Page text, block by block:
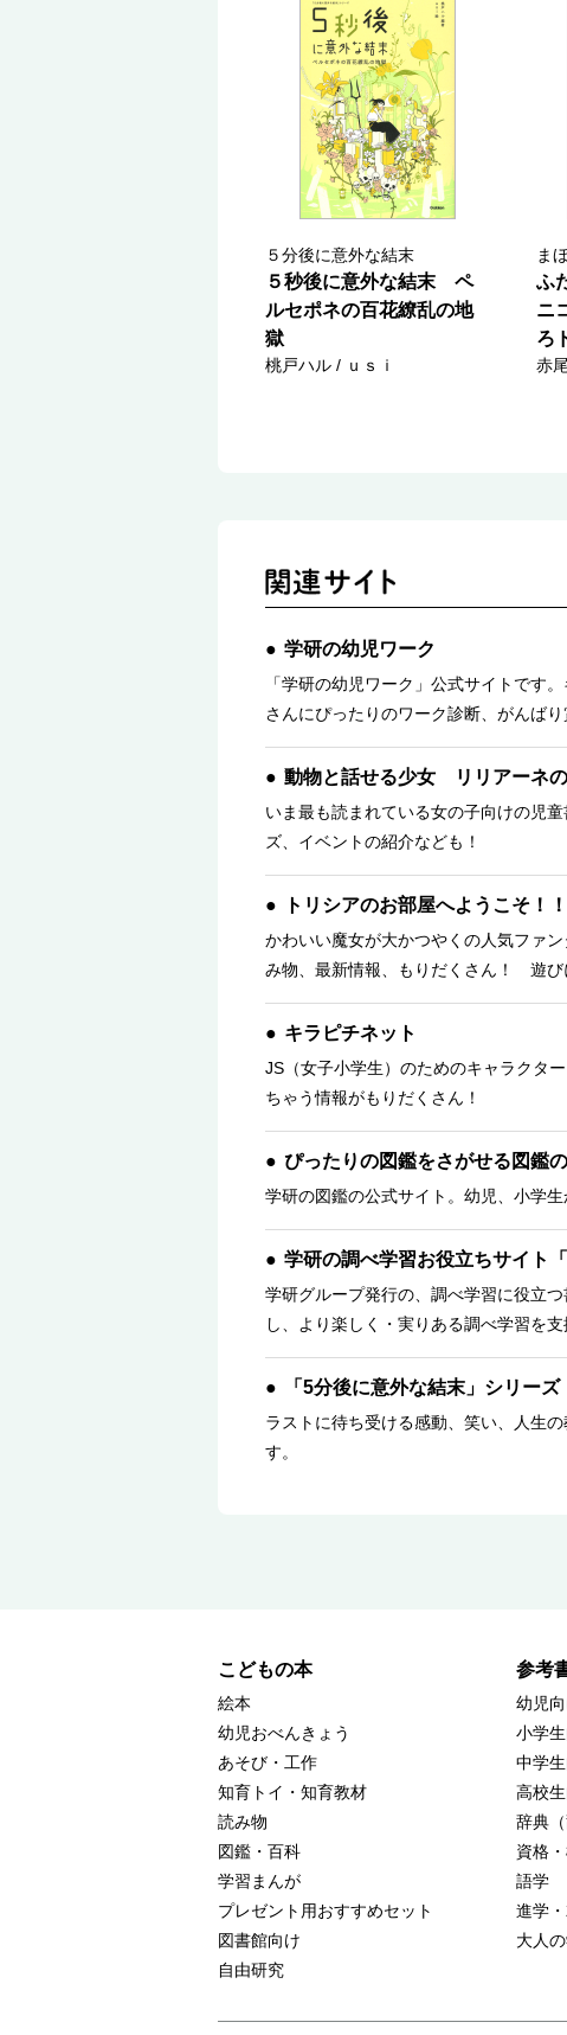
５分後に意外な結末
５秒後に意外な結末 ペ
ルセポネの百花繚乱の地
獄
桃戸ハル / ｕｓｉ
ま
ふ
ニ
ろ
赤
学研の幼児ワーク
「学研の幼児ワーク」公式サイトです
さんにぴったりのワーク診断、がんば
動物と話せる少女 リリアーネ
いま最も読まれている女の子向けの児
ズ、イベントの紹介なども！
トリシアのお部屋へようこそ！！
かわいい魔女が大かつやくの人気ファ
み物、最新情報、もりだくさん！ 遊
キラピチネット
JS（女子小学生）のためのキャラクタ
ちゃう情報がもりだくさん！
ぴったりの図鑑をさがせる図鑑
学研の図鑑の公式サイト。幼児、小学
学研の調べ学習お役立ちサイト
学研グループ発行の、調べ学習に役立
し、より楽しく・実りある調べ学習を支
「5分後に意外な結末」シリーズ
ラストに待ち受ける感動、笑い、人生
す。
こどもの本
絵本
幼児おべんきょう
あそび・工作
知育トイ・知育教材
読み物
図鑑・百科
学習まんが
プレゼント用おすすめセット
図書館向け
自由研究
参考
幼児
小学
中学
高校
辞典
資格
語学
進学
大人